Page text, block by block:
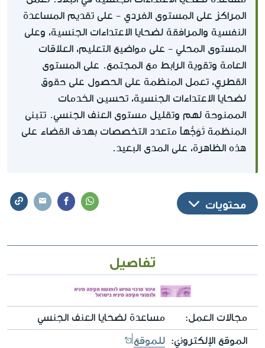
المراكز على المستوى الفردي - على تقديم المساعدة
النفسية والمرافقة لضحايا الاعتداءات الجنسية، وعلى
المستوى المحلي - على مواضيع التعليم، العلاقات
العامة وتقوية الرابط مع المجتمع. على المستوى
القطري، تعمل المنظمة على الحصول على حقوق
لضحايا الاعتداءات الجنسية، تحسين الخدمات
الممنوحة لهم وتقليل مستوى العنف الجنسي. تتبنى
المنظمة تَوَجُّهاً متعدد التخصصات بهدف القضاء على
هذه الظاهرة، على المدى البعيد.
محتويات
تفاصيل
مجالات العمل: مساعدة لضحايا العنف الجنسي
الموقع الإلكترونيّ: للموقع